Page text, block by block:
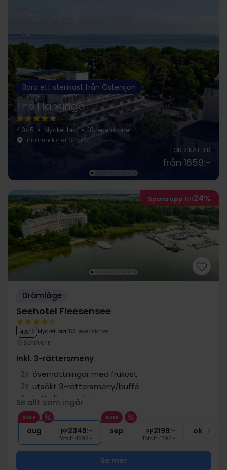
Bara ett stenkast från Östersjön
The Flamingo
4.3/ 5 Mycket bra
18 recensioner
Timmendorfer Strand
FÖR 2 NÄTTER
från 1659:-
Spara upp till24%
Drömläge
Seehotel Fleesensee
4.5/ 5 Mycket bra 153 recensioner
Schwerin
Inkl. 3-rättersmeny
2x övernattningar med frukost
2x utsökt 3-rättersmeny/buffé
2x kaffe/te och kaka
1x gratis dryck
∞ Fri tillgång till spaavdelningen
Se allt som ingår
SALE
aug pp2349:-
Totalt 4698:-
SALE
sep pp2199:-
Totalt 4398:-
okt
Se mer